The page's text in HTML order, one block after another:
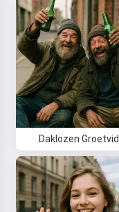
Daklozen
Ik